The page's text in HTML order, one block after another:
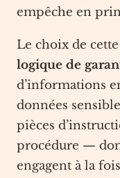
empêche en
Le choix de
logique de
d’informations
données
pièces
procédure —
engagent à la